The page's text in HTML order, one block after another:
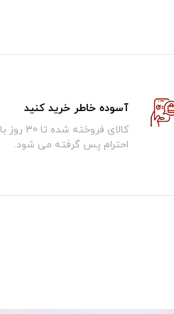
آسوده خاطر خرید کنید
کالای فروخته شده تا 30 روز با
احترام پس گرفته می شود.